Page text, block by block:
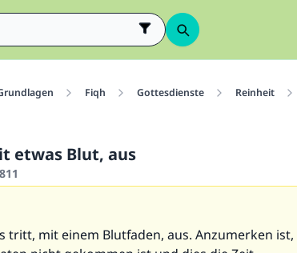
Fiqh Gottesdienste Reinheit
etwas Blut, aus
tritt, mit einem Blutfaden, aus. Anzumerken ist,